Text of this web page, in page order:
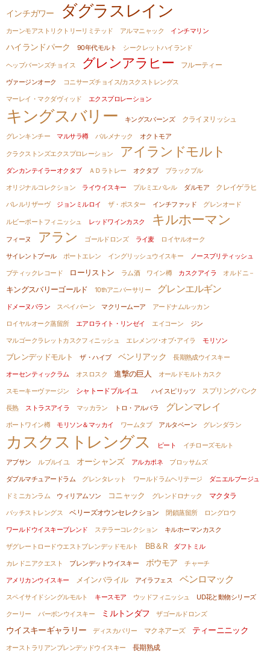
インチガワー ダグラスレイン
カーンモアストリクトリーリミテッド アルマニャック インチマリン
ハイランドパーク 90年代モルト シークレットハイランド
ヘップバーンズチョイス グレンアラヒー フルーティー
ヴァージンオーク
コニサーズチョイス/カスクストレングス
マーレイ・マクダヴィッド
エクスプロレーション
キングスバリー キングスバーンズ クライヌリッシュ
グレンキンチー マルサラ樽 バルメナック オクトモア
クラクストンズエクスプロレーション アイランドモルト
ダンカンテイラーオクタブ ＡＤラトレー オクタブ
ブラックブル
オリジナルコレクション
ライウイスキー プルミエバレル ダルモア クレイゲラヒ
バレルリザーヴ ジョンミルロイ ザ・ポスター インチファッド グレンオード
ルビーポートフィニッシュ レッドワインカスク キルホーマン
フィーヌ アラン ゴールドロンズ ライ麦
ロイヤルオーク
サイレントプール
ポートエレン イングリッシュウイスキー
ノースブリティッシュ
ブティックレコード
ローリストン ラム酒 ワイン樽 カスクアイラ オルドニ－
キングスバリーゴールド 10thアニバーサリー グレンエルギン
ドメーヌパラン スペイバーン マクリームーア
アードナムルッカン
ロイヤルオーク蒸留所
エアロライト・リンゼイ エイコーン
ジン
マルゴークラレットカスクフィニッシュ
エレメンツ･オブ･アイラ モリソン
ブレンデッドモルト ザ・ハイブ ベンリアック
長期熟成ウイスキー
オーセンティックラム
オスロスク 進撃の巨人
オールドモルトカスク
スモーキーヴァージン
シャトードブルイユ ハイスピリッツ
スプリングバンク
長熟
ストラスアイラ マッカラン トロ・アルバラ グレンマレイ
ポートワイン樽 モリソン＆マッカイ ワームタブ アルタベーン グレンダラン
カスクストレングス ピート
イチローズモルト
アブサン
ルブルイユ オーシャンズ アルカポネ
ブロッサムズ
ダブルマチュアードラム
グレンタレット ワールドラムヘリテージ
ダニエルブージュ
ドミニカンラム
ウィリアムソン コニャック グレンドロナック
マクタラ
バッチストレングス
ベリーズオウンセレクション 閉鎖蒸留所
ロングロウ
ワールドウイスキーブレンド
ステラーコレクション
キルホーマンカスク
ザグレートロードウエストブレンデッドモルト
BB＆R
ダフトミル
カレドニアクエスト
ブレンデットウイスキー ボウモア
チャーチ
アメリカンウイスキー
メインバライル アイラフェス ベンロマック
スペイサイドシングルモルト キースモア ウッドフィニッシュ
UD花と動物シリーズ
クーリー
バーボンウイスキー ミルトンダフ ザゴールドロンズ
ウイスキーギャラリー ディスカバリー マクネアーズ ティーニニック
オーストラリアンブレンデッドウイスキー
長期熟成